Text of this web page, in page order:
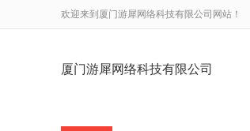
欢迎来到厦门游犀网络科技有限公司网站！
厦门游犀网络科技有限公司